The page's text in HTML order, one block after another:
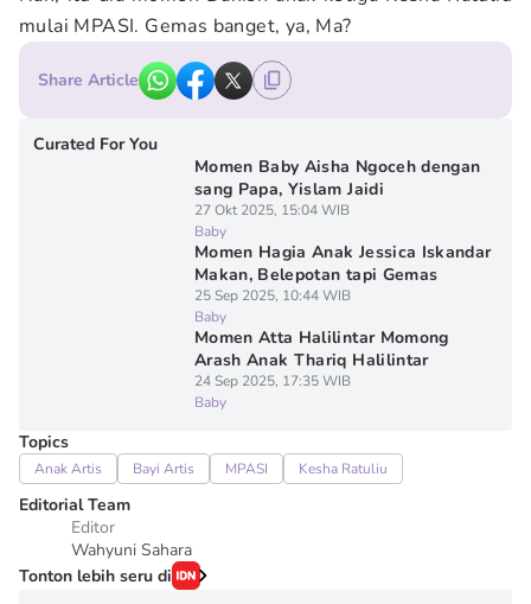
mulai MPASI. Gemas banget, ya, Ma?
Share Article
Curated For You
Momen Baby Aisha Ngoceh dengan
sang Papa, Yislam Jaidi
27 Okt 2025, 15:04 WIB
Baby
Momen Hagia Anak Jessica Iskandar
Makan, Belepotan tapi Gemas
25 Sep 2025, 10:44 WIB
Baby
Momen Atta Halilintar Momong
Arash Anak Thariq Halilintar
24 Sep 2025, 17:35 WIB
Baby
Topics
Anak Artis Bayi Artis MPASI Kesha Ratuliu
Editorial Team
Editor
Wahyuni Sahara
Tonton lebih seru di